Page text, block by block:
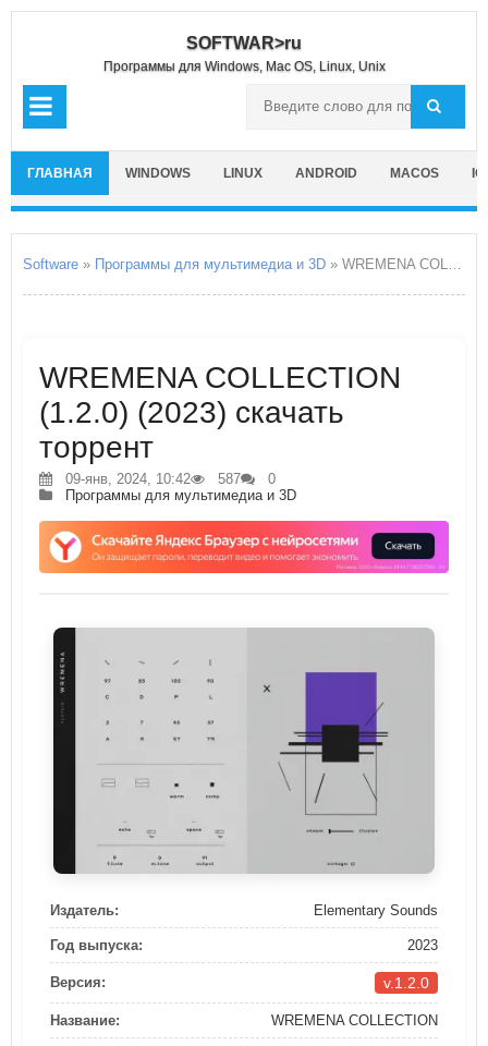
SOFTWAR>ru
Программы для Windows, Mac OS, Linux, Unix
ГЛАВНАЯ WINDOWS LINUX ANDROID MACOS
Software » Программы для мультимедиа и 3D » WREMENA COLLECTION
WREMENA COLLECTION
(1.2.0) (2023) скачать
торрент
09-янв, 2024, 10:42 587
0
Программы для мультимедиа и 3D
Издатель: Elementary Sounds
Год выпуска: 2023
Версия: v.1.2.0
Название: WREMENA COLLECTION